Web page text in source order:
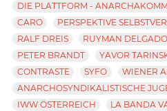
DIE PLATTFORM -
CARO
PERSPEKTIVE
RALF DREIS
RUYMAN DELGADO
PETER BRANDT
YAVOR
CONTRASTE
SYFO
WIENER
ANARCHOSYNDIKALISTISCHE
IWW ÖSTERREICH
LA BANDA